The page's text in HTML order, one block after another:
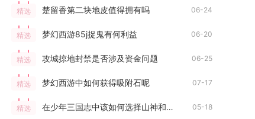
精选 楚留香第二块地皮值得拥有吗 06-24
精选 梦幻西游85j捉鬼有何利益 06-20
精选 攻城掠地封禁是否涉及资金问题 06-25
精选 梦幻西游中如何获得吸附石呢 07-17
精选 在少年三国志中该如何选择山神和龙神 05-18